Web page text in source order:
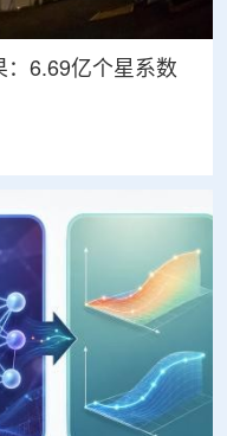
：6.69亿个星系数